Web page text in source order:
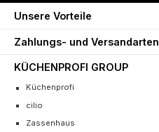
Unsere Vorteile
Zahlungs- und Versandarten
KÜCHENPROFI GROUP
Küchenprofi
cilio
Zassenhaus